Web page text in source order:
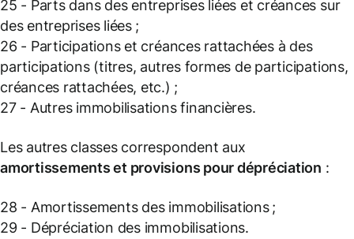
25 - Parts dans des entreprises liées et créances sur
des entreprises liées ;
26 - Participations et créances rattachées à des
participations (titres, autres formes de participations,
créances rattachées, etc.) ;
27 - Autres immobilisations financières.
Les autres classes correspondent aux
amortissements et provisions pour dépréciation :
28 - Amortissements des immobilisations ;
29 - Dépréciation des immobilisations.